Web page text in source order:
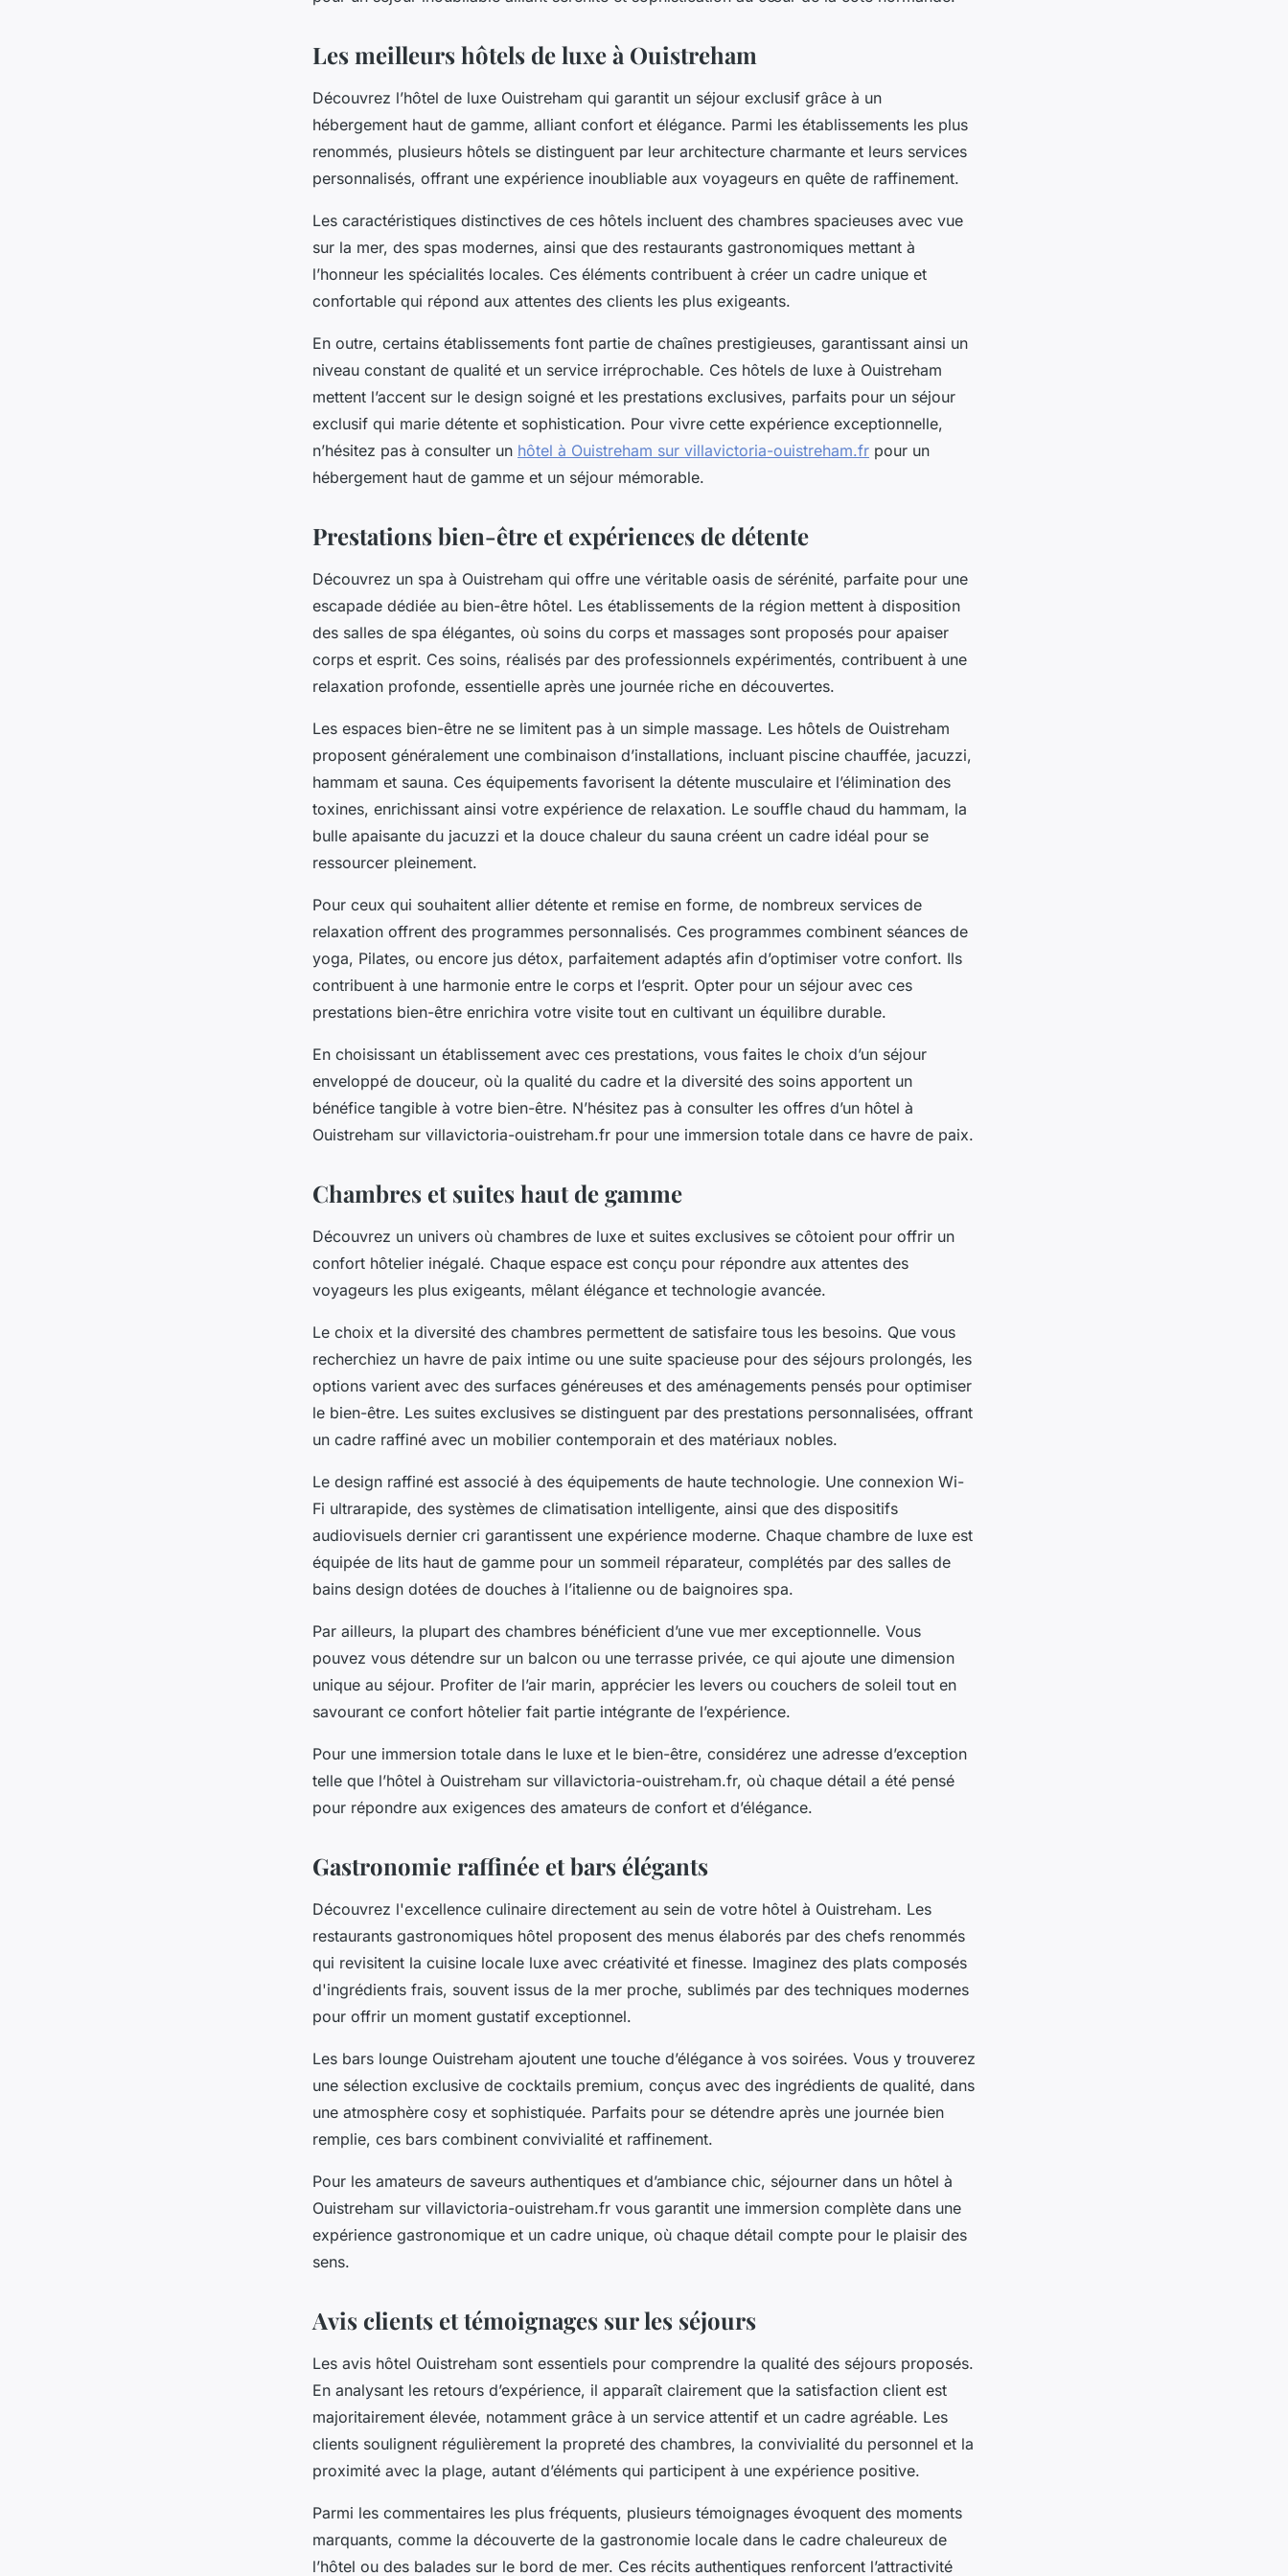
Les meilleurs hôtels de luxe à Ouistreham
Découvrez l’hôtel de luxe Ouistreham qui garantit un séjour exclusif grâce à un
hébergement haut de gamme, alliant confort et élégance. Parmi les établissements les plus
renommés, plusieurs hôtels se distinguent par leur architecture charmante et leurs services
personnalisés, offrant une expérience inoubliable aux voyageurs en quête de raffinement.
Les caractéristiques distinctives de ces hôtels incluent des chambres spacieuses avec vue
sur la mer, des spas modernes, ainsi que des restaurants gastronomiques mettant à
l’honneur les spécialités locales. Ces éléments contribuent à créer un cadre unique et
confortable qui répond aux attentes des clients les plus exigeants.
En outre, certains établissements font partie de chaînes prestigieuses, garantissant ainsi un
niveau constant de qualité et un service irréprochable. Ces hôtels de luxe à Ouistreham
mettent l’accent sur le design soigné et les prestations exclusives, parfaits pour un séjour
exclusif qui marie détente et sophistication. Pour vivre cette expérience exceptionnelle,
n’hésitez pas à consulter un hôtel à Ouistreham sur villavictoria-ouistreham.fr pour un
hébergement haut de gamme et un séjour mémorable.
Prestations bien-être et expériences de détente
Découvrez un spa à Ouistreham qui offre une véritable oasis de sérénité, parfaite pour une
escapade dédiée au bien-être hôtel. Les établissements de la région mettent à disposition
des salles de spa élégantes, où soins du corps et massages sont proposés pour apaiser
corps et esprit. Ces soins, réalisés par des professionnels expérimentés, contribuent à une
relaxation profonde, essentielle après une journée riche en découvertes.
Les espaces bien-être ne se limitent pas à un simple massage. Les hôtels de Ouistreham
proposent généralement une combinaison d’installations, incluant piscine chauffée, jacuzzi,
hammam et sauna. Ces équipements favorisent la détente musculaire et l’élimination des
toxines, enrichissant ainsi votre expérience de relaxation. Le souffle chaud du hammam, la
bulle apaisante du jacuzzi et la douce chaleur du sauna créent un cadre idéal pour se
ressourcer pleinement.
Pour ceux qui souhaitent allier détente et remise en forme, de nombreux services de
relaxation offrent des programmes personnalisés. Ces programmes combinent séances de
yoga, Pilates, ou encore jus détox, parfaitement adaptés afin d’optimiser votre confort. Ils
contribuent à une harmonie entre le corps et l’esprit. Opter pour un séjour avec ces
prestations bien-être enrichira votre visite tout en cultivant un équilibre durable.
En choisissant un établissement avec ces prestations, vous faites le choix d’un séjour
enveloppé de douceur, où la qualité du cadre et la diversité des soins apportent un
bénéfice tangible à votre bien-être. N’hésitez pas à consulter les offres d’un hôtel à
Ouistreham sur villavictoria-ouistreham.fr pour une immersion totale dans ce havre de paix.
Chambres et suites haut de gamme
Découvrez un univers où chambres de luxe et suites exclusives se côtoient pour offrir un
confort hôtelier inégalé. Chaque espace est conçu pour répondre aux attentes des
voyageurs les plus exigeants, mêlant élégance et technologie avancée.
Le choix et la diversité des chambres permettent de satisfaire tous les besoins. Que vous
recherchiez un havre de paix intime ou une suite spacieuse pour des séjours prolongés, les
options varient avec des surfaces généreuses et des aménagements pensés pour optimiser
le bien-être. Les suites exclusives se distinguent par des prestations personnalisées, offrant
un cadre raffiné avec un mobilier contemporain et des matériaux nobles.
Le design raffiné est associé à des équipements de haute technologie. Une connexion Wi-
Fi ultrarapide, des systèmes de climatisation intelligente, ainsi que des dispositifs
audiovisuels dernier cri garantissent une expérience moderne. Chaque chambre de luxe est
équipée de lits haut de gamme pour un sommeil réparateur, complétés par des salles de
bains design dotées de douches à l’italienne ou de baignoires spa.
Par ailleurs, la plupart des chambres bénéficient d’une vue mer exceptionnelle. Vous
pouvez vous détendre sur un balcon ou une terrasse privée, ce qui ajoute une dimension
unique au séjour. Profiter de l’air marin, apprécier les levers ou couchers de soleil tout en
savourant ce confort hôtelier fait partie intégrante de l’expérience.
Pour une immersion totale dans le luxe et le bien-être, considérez une adresse d’exception
telle que l’hôtel à Ouistreham sur villavictoria-ouistreham.fr, où chaque détail a été pensé
pour répondre aux exigences des amateurs de confort et d’élégance.
Gastronomie raffinée et bars élégants
Découvrez l'excellence culinaire directement au sein de votre hôtel à Ouistreham. Les
restaurants gastronomiques hôtel proposent des menus élaborés par des chefs renommés
qui revisitent la cuisine locale luxe avec créativité et finesse. Imaginez des plats composés
d'ingrédients frais, souvent issus de la mer proche, sublimés par des techniques modernes
pour offrir un moment gustatif exceptionnel.
Les bars lounge Ouistreham ajoutent une touche d’élégance à vos soirées. Vous y trouverez
une sélection exclusive de cocktails premium, conçus avec des ingrédients de qualité, dans
une atmosphère cosy et sophistiquée. Parfaits pour se détendre après une journée bien
remplie, ces bars combinent convivialité et raffinement.
Pour les amateurs de saveurs authentiques et d’ambiance chic, séjourner dans un hôtel à
Ouistreham sur villavictoria-ouistreham.fr vous garantit une immersion complète dans une
expérience gastronomique et un cadre unique, où chaque détail compte pour le plaisir des
sens.
Avis clients et témoignages sur les séjours
Les avis hôtel Ouistreham sont essentiels pour comprendre la qualité des séjours proposés.
En analysant les retours d’expérience, il apparaît clairement que la satisfaction client est
majoritairement élevée, notamment grâce à un service attentif et un cadre agréable. Les
clients soulignent régulièrement la propreté des chambres, la convivialité du personnel et la
proximité avec la plage, autant d’éléments qui participent à une expérience positive.
Parmi les commentaires les plus fréquents, plusieurs témoignages évoquent des moments
marquants, comme la découverte de la gastronomie locale dans le cadre chaleureux de
l’hôtel ou des balades sur le bord de mer. Ces récits authentiques renforcent l’attractivité